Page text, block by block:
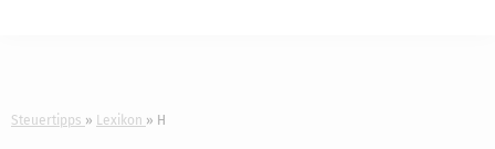
Steuertipps Lexikon H